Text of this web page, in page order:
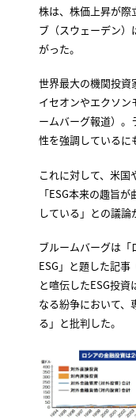
株は、株価上昇が際
ブ（スウェーデン）
がった。
世界最大の機関投資
イセオンやエクソ
ームバーグ報道）。
性を強調しているに
これに対して、米国
「ESG本来の趣旨
している」との議論
ブルームバーグは
ESG」と題した記事
と喧伝したESG投
なる紛争において、
る」と批判した。